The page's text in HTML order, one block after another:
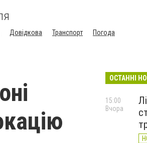
Довідкова Транспорт Погода
ОСТАННІ
15:00
Вчора